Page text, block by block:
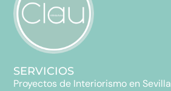
SERVICIOS
Proyectos de Interiorismo en Sevilla